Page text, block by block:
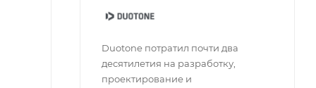
Duotone потратил почти два
десятилетия на разработку,
проектирование и